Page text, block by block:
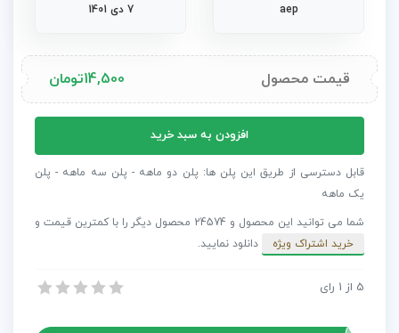
aep
7 دی 1401
قیمت محصول 14,500تومان
عناوین
الهام
افزودن به سبد خرید
قابل دسترسی از طریق این پلن ها: پلن دو ماهه - پلن سه ماهه - پلن
یک ماهه
شما می توانید این محصول و 24574 محصول دیگر را با کمترین قیمت و
خرید اشتراک ویژه
دانلود نمایید.
پروژه افترافکت عناوین الهام بخش
5 از 1 رای